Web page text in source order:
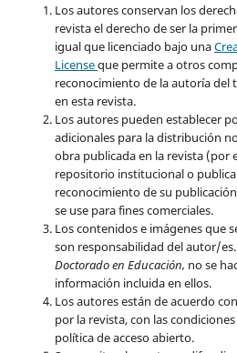
Los autores conservan los
revista el derecho de ser la
igual que licenciado bajo una
Licenseque permite a otros
reconocimiento de la autoría del
en esta revista.
Los autores pueden establecer
adicionales para la distribución
obra publicada en la revista (por
repositorio institucional o
reconocimiento de su
se use para fines comerciales.
Los contenidos e imágenes que
son responsabilidad del autor/
Doctorado en Educación, no se
información incluida en ellos.
Los autores están de acuerdo
por la revista, con las
política de acceso abierto.